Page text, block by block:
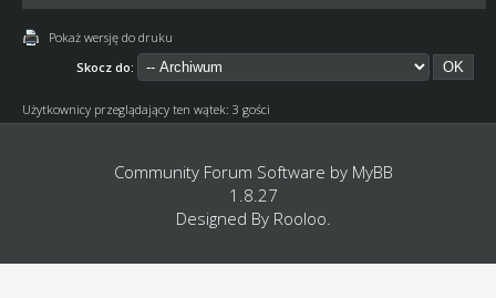
Pokaż wersję do druku
Skocz do:
Użytkownicy przeglądający ten wątek: 3 gości
Community Forum Software by MyBB
1.8.27
Designed By Rooloo.